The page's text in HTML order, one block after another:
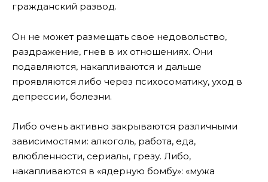
гражданский развод.
Он не может размещать свое недовольство,
раздражение, гнев в их отношениях. Они
подавляются, накапливаются и дальше
проявляются либо через психосоматику, уход в
депрессии, болезни.
Либо очень активно закрываются различными
зависимостями: алкоголь, работа, еда,
влюбленности, сериалы, грезу. Либо,
накапливаются в «ядерную бомбу»: «мужа